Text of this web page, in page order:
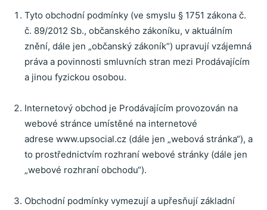
Tyto obchodní podmínky (ve smyslu § 1751 zákona č.
č. 89/2012 Sb., občanského zákoníku, v aktuálním
znění, dále jen „občanský zákoník“) upravují vzájemná
práva a povinnosti smluvních stran mezi Prodávajícím
a jinou fyzickou osobou.
Internetový obchod je Prodávajícím provozován na
webové stránce umístěné na internetové
adrese www.upsocial.cz (dále jen „webová stránka“), a
to prostřednictvím rozhraní webové stránky (dále jen
„webové rozhraní obchodu“).
Obchodní podmínky vymezují a upřesňují základní